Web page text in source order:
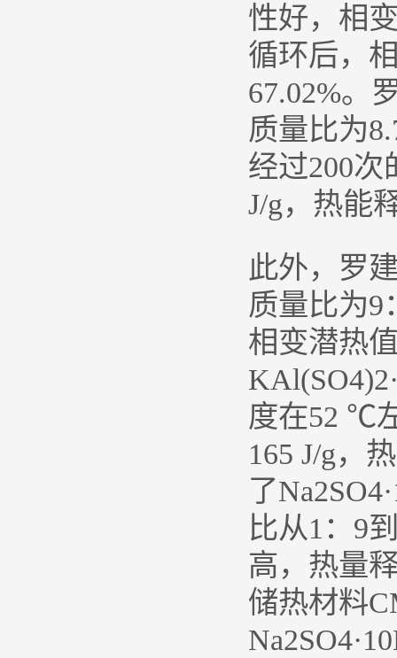
性好，相
循环后，
67.02%。
质量比为
经过200次
J/g，热能
此外，罗
质量比为9
相变潜热
度在52 ℃
165 J/g，
了
比从1：9
高，热量
储热材料